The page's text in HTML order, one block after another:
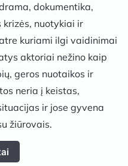
dokumentika,
krizės, nuotykiai ir
kuriami ilgi vaidinimai
aktoriai nežino kaip
geros nuotaikos ir
neria į keistas,
ir jose gyvena
žiūrovais.